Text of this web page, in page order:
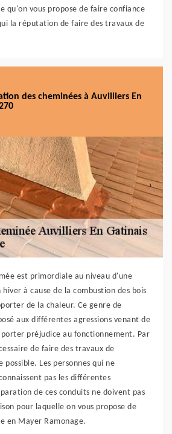
qu'on vous propose de faire confiance
la réputation de faire des travaux de
des cheminées à Auvilliers En
est primordiale au niveau d'une
à cause de la combustion des bois
de la chaleur. Ce genre de
aux différentes agressions venant de
préjudice au fonctionnement. Par
de faire des travaux de
Les personnes qui ne
pas les différentes
de ces conduits ne doivent pas
pour laquelle on vous propose de
en Mayer Ramonage.